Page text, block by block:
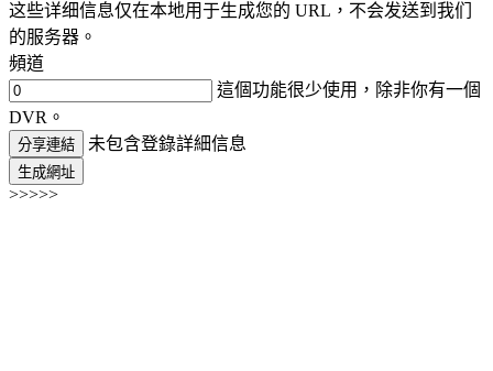
这些详细信息仅在本地用于生成您的 URL，不会发送到我们
的服务器。
頻道
這個功能很少使用，除非你有一個
DVR。
分享連結 未包含登錄詳細信息
生成網址
>>>>>